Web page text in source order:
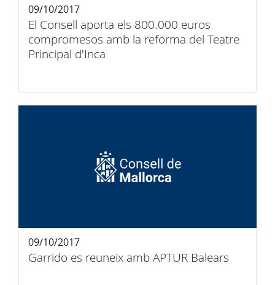
El Consell aporta els 800.000 euros
compromesos amb la reforma del Teatre
Principal d'Inca
09/10/2017
Garrido es reuneix amb APTUR Balears
09/10/2017